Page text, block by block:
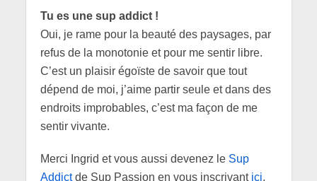
Tu es une sup addict !
Oui, je rame pour la beauté des paysages, par
refus de la monotonie et pour me sentir libre.
C’est un plaisir égoïste de savoir que tout
dépend de moi, j’aime partir seule et dans des
endroits improbables, c’est ma façon de me
sentir vivante.
Merci Ingrid et vous aussi devenez le Sup
Addictde Sup Passion en vous inscrivant ici.